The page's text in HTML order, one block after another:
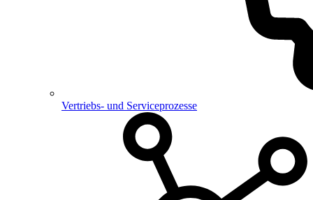
Vertriebs- und Serviceprozesse